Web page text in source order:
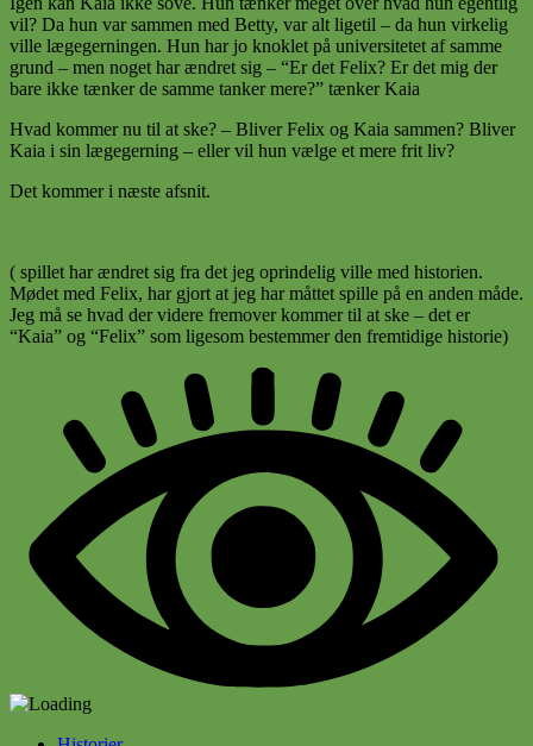
vil? Da hun var sammen med Betty, var alt ligetil – da hun virkelig
ville lægegerningen. Hun har jo knoklet på universitetet af samme
grund – men noget har ændret sig – “Er det Felix? Er det mig der
bare ikke tænker de samme tanker mere?” tænker Kaia
Hvad kommer nu til at ske? – Bliver Felix og Kaia sammen? Bliver
Kaia i sin lægegerning – eller vil hun vælge et mere frit liv?
Det kommer i næste afsnit.
( spillet har ændret sig fra det jeg oprindelig ville med historien.
Mødet med Felix, har gjort at jeg har måttet spille på en anden måde.
Jeg må se hvad der videre fremover kommer til at ske – det er
“Kaia” og “Felix” som ligesom bestemmer den fremtidige historie)